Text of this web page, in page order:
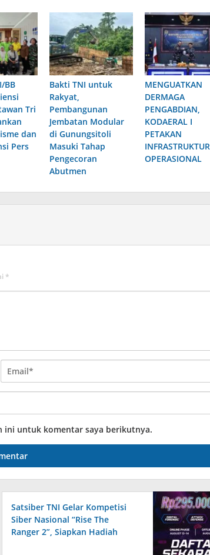
BB
Tri
dan
Pers
Bakti TNI untuk
Rakyat,
Pembangunan
Jembatan Modular
di Gunungsitoli
Masuki Tahap
Pengecoran
Abutmen
MENGUATKAN
DERMAGA
PENGABDIAN,
KODAERAL I
PETAKAN
INFRASTRUKTUR
OPERASIONAL
*
ini untuk komentar saya berikutnya.
Satsiber TNI Gelar Kompetisi
Siber Nasional “Rise The
Ranger 2”, Siapkan Hadiah